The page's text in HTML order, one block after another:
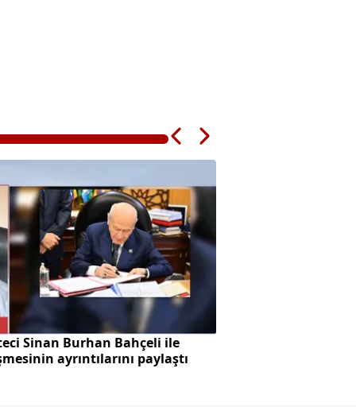
Sinan Burhan Bahçeli ile
ayrıntılarını paylaştı